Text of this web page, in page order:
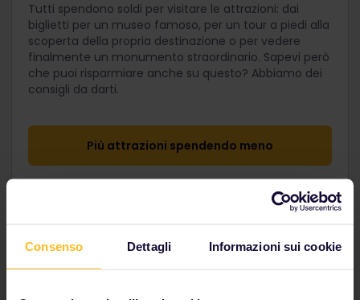
Consenso Dettagli Informazioni sui cookie
Tutti spendono soldi per visitare le attrazioni: dai
biglietti per un museo famoso, per un tour a piedi alla
scoperta della propria destinazione o per vedere
finalmente un monumento straordinario. Sapevi però
che puoi risparmiare anche su questo? Abbiamo dei
consigli da darti.
Più attrazioni spendendo meno